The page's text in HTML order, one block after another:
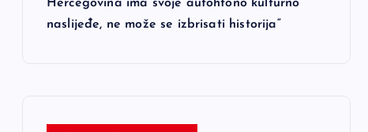
Hercegovina ima svoje autohtono kulturno
naslijeđe, ne može se izbrisati historija“